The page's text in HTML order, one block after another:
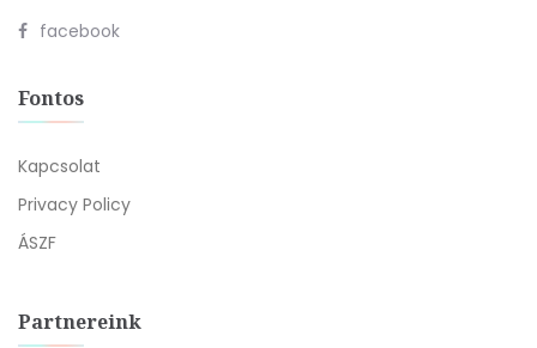
facebook
Fontos
Kapcsolat
Privacy Policy
ÁSZF
Partnereink